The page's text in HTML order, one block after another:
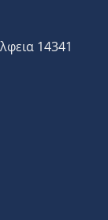
14341